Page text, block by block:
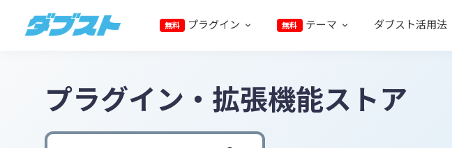
無料 プラグイン 無料 テーマ ダブスト活用法
プラグイン・拡張機能ストア